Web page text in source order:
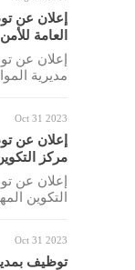
إعلان عن
العامة
إعلان عن
مديرية
Oct 31 2023
إعلان عن
مركز
إعلان عن
التكوين
Oct 31 2023
توظيف